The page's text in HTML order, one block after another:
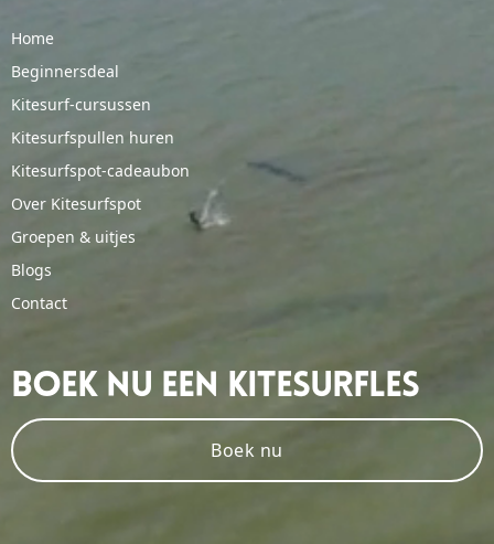
Home
Beginnersdeal
Kitesurf-cursussen
Kitesurfspullen huren
Kitesurfspot-cadeaubon
Over Kitesurfspot
Groepen & uitjes
Blogs
Contact
Boek Nu Een Kitesurfles
Boek nu